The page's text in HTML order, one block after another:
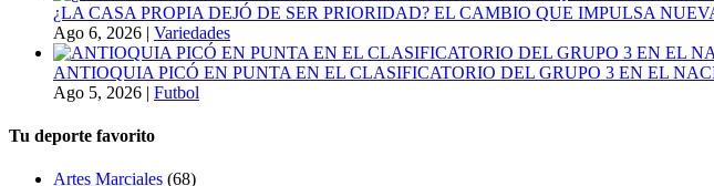
¿LA CASA PROPIA DEJÓ DE SER PRIORIDAD? EL CAMBIO QUE IMPULSA
Ago 6, 2026 | Variedades
ANTIOQUIA PICÓ EN PUNTA EN EL CLASIFICATORIO DEL GRUPO 3 EN EL
Ago 5, 2026 | Futbol
Tu deporte favorito
Artes Marciales (68)